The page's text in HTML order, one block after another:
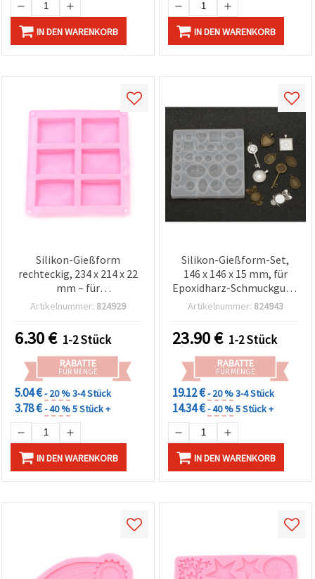
IN DEN WARENKORB IN DEN WARENKORB
Silikon-Gießform
rechteckig, 234 x 214 x 22
mm – für
Resin/Epoxidharz
Artikelnummer: 824929
6.30€ 1-2 Stück
RABATTE
FÜR MENGE
5.04 €- 20 %3-4 Stück
3.78 €- 40 %5 Stück +
IN DEN WARENKORB
Silikon-Gießform-Set,
146 x 146 x 15 mm, für
Epoxidharz-Schmuckguss,
inklusive 33 Metall-
Artikelnummer: 824943
23.90€ 1-2 Stück
RABATTE
FÜR MENGE
19.12 €- 20 %3-4 Stück
14.34 €- 40 %5 Stück +
IN DEN WARENKORB